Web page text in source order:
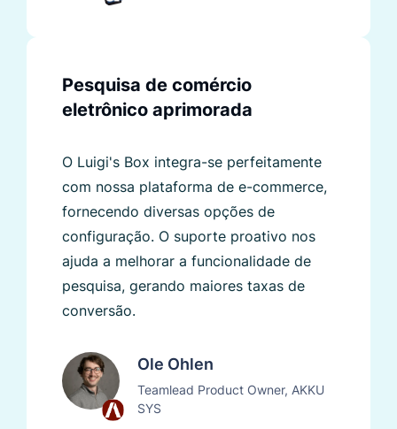
Pesquisa de comércio
eletrônico aprimorada
O Luigi's Box integra-se perfeitamente
com nossa plataforma de e-commerce,
fornecendo diversas opções de
configuração. O suporte proativo nos
ajuda a melhorar a funcionalidade de
pesquisa, gerando maiores taxas de
conversão.
Ole Ohlen
Teamlead Product Owner, AKKU
SYS